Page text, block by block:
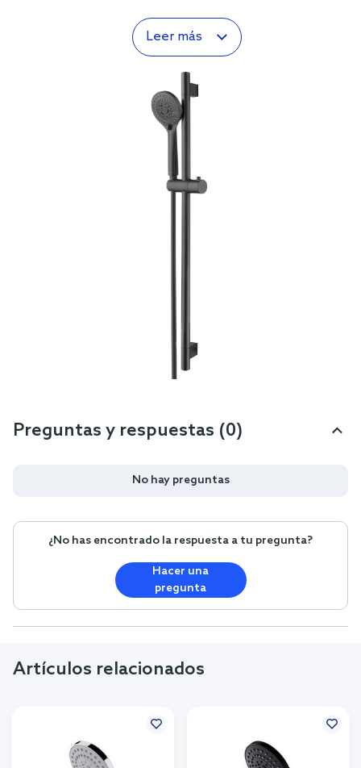
Leer más
Preguntas y respuestas (0)
No hay preguntas
¿No has encontrado la respuesta a tu pregunta?
Hacer una
pregunta
Artículos relacionados